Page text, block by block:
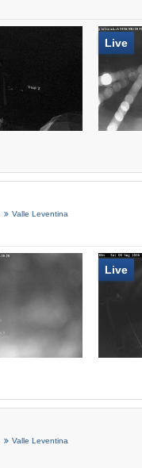
Live
Valle Leventina
Live
Valle Leventina